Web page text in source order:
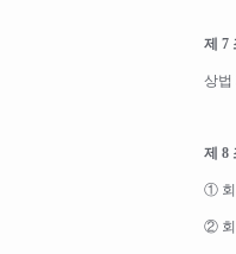
제 7
상법
제 8
① 회
② 회